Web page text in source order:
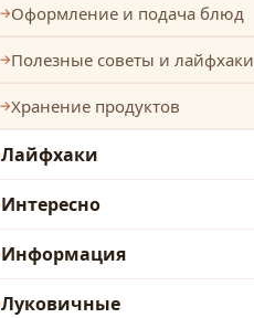
Оформление и подача блюд
Полезные советы и лайфхаки
Хранение продуктов
Лайфхаки
Интересно
Информация
Луковичные